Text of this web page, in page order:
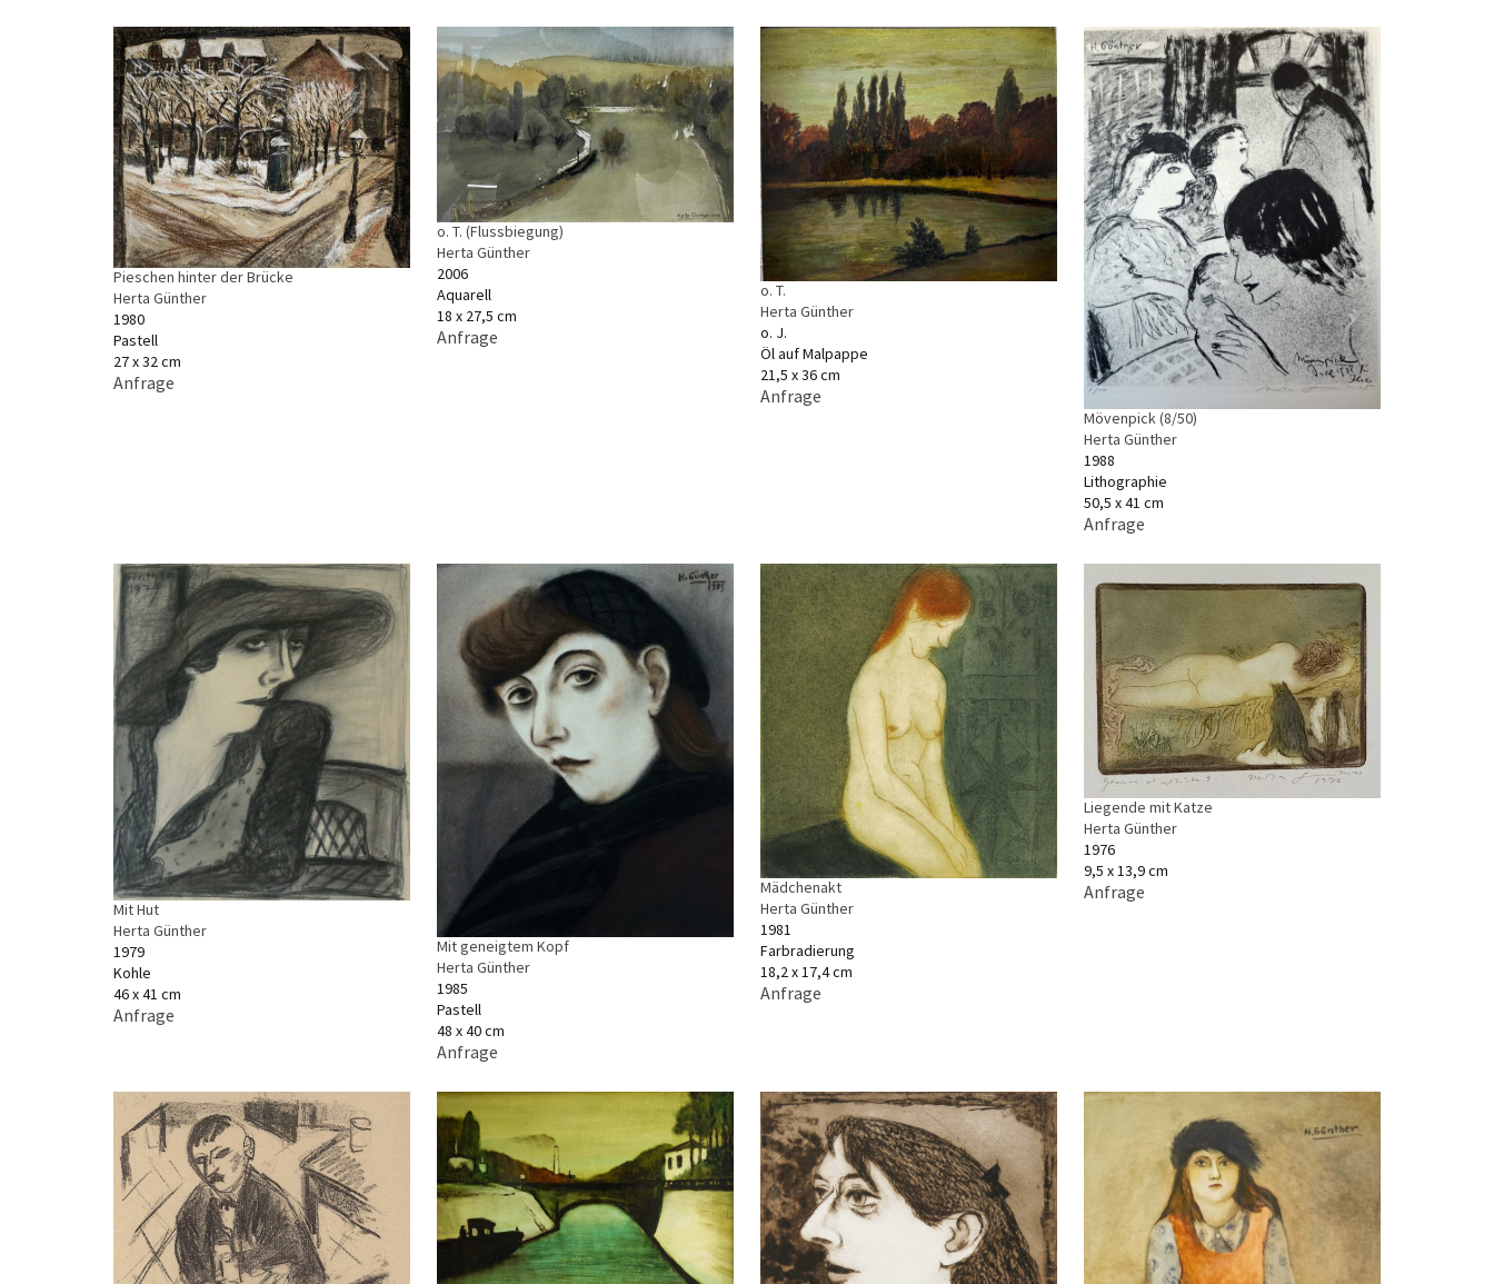
Pieschen hinter der Brücke
Herta Günther
1980
Pastell
27 x 32 cm
Anfrage
o. T. (Flussbiegung)
Herta Günther
2006
Aquarell
18 x 27,5 cm
Anfrage
o. T.
Herta Günther
o. J.
Öl auf Malpappe
21,5 x 36 cm
Anfrage
Mövenpick (8/50)
Herta Günther
1988
Lithographie
50,5 x 41 cm
Anfrage
Mit Hut
Herta Günther
1979
Kohle
46 x 41 cm
Anfrage
Mit geneigtem Kopf
Herta Günther
1985
Pastell
48 x 40 cm
Anfrage
Mädchenakt
Herta Günther
1981
Farbradierung
18,2 x 17,4 cm
Anfrage
Liegende mit Katze
Herta Günther
1976
9,5 x 13,9 cm
Anfrage